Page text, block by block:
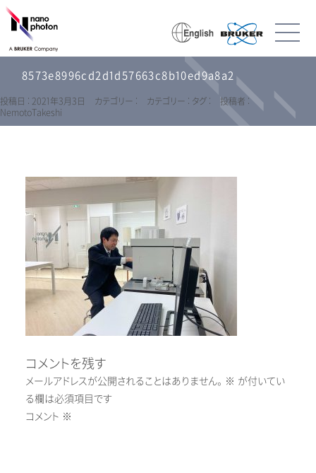
8573e8996cd2d1d57663c8b10ed9a8a2
投稿日 : 2021年3月3日 カテゴリー : カテゴリー : タグ :
投稿者 :
NemotoTakeshi
コメントを残す
メールアドレスが公開されることはありません。 ※ が付いてい
る欄は必須項目です
コメント ※